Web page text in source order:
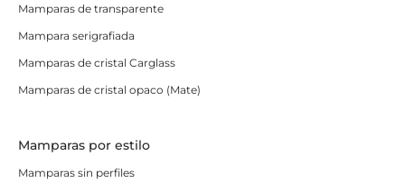
Mamparas de transparente
Mampara serigrafiada
Mamparas de cristal Carglass
Mamparas de cristal opaco (Mate)
Mamparas por estilo
Mamparas sin perfiles